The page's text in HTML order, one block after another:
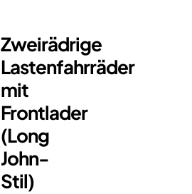
Zweirädrige
Lastenfahrräder
mit
Frontlader
(Long
John-
Stil)